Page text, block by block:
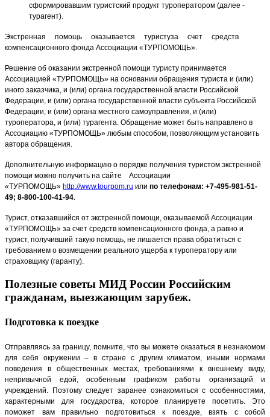
сформировавшим туристский продукт туроператором (далее -
турагент).
Экстренная помощь оказывается туристуза счет средств
компенсационного фонда Ассоциации «ТУРПОМОЩЬ».
Решение об оказании экстренной помощи туристу принимается
Ассоциацией «ТУРПОМОЩЬ» на основании обращения туриста и (или)
иного заказчика, и (или) органа государственной власти Российской
Федерации, и (или) органа государственной власти субъекта Российской
Федерации, и (или) органа местного самоуправления, и (или)
туроператора, и (или) турагента. Обращение может быть направлено в
Ассоциацию «ТУРПОМОЩЬ» любым способом, позволяющим установить
автора обращения.
Дополнительную информацию о порядке получения туристом экстренной
помощи можно получить на сайте Ассоциации
«ТУРПОМОЩЬ» http://www.tourpom.ru или по телефонам: +7-495-981-51-
49; 8-800-100-41-94.
Турист, отказавшийся от экстренной помощи, оказываемой Ассоциации
«ТУРПОМОЩЬ» за счет средств компенсационного фонда, а равно и
турист, получивший такую помощь, не лишается права обратиться с
требованием о возмещении реального ущерба к туроператору или
страховщику (гаранту).
Полезные советы МИД России Российским
гражданам, выезжающим зарубеж.
Подготовка к поездке
Отправляясь за границу, помните, что вы можете оказаться в незнакомом
для себя окружении – в стране с другим климатом, иными нормами
поведения в общественных местах, требованиями к внешнему виду,
непривычной едой, особенным графиком работы организаций и
учреждений. Поэтому следует заранее ознакомиться с особенностями,
характерными для государства, которое планируете посетить. Это
поможет вам правильно подготовиться к поездке, взять с собой